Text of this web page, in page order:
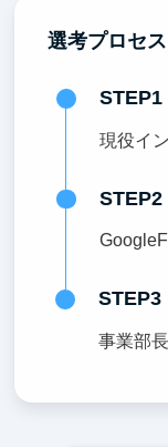
選考プロセス
STEP1
現役イ
STEP2
STEP3
事業部